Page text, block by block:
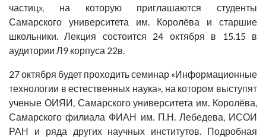
частиц», на которую приглашаются студенты
Самарского университета им. Королёва и старшие
школьники.Лекция состоится 24 октября в 15.15 в
аудитории Л9 корпуса 22в.
27 октября будет проходить семинар «Информационные
технологии в естественных наука», на котором выступят
ученые ОИЯИ, Самарского университета им. Королёва,
Самарского филиала ФИАН им. П.Н. Лебедева, ИСОИ
РАН и ряда других научных институтов. Подробная